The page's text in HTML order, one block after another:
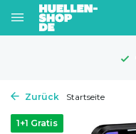
Zurück Startseite
1+1 Gratis